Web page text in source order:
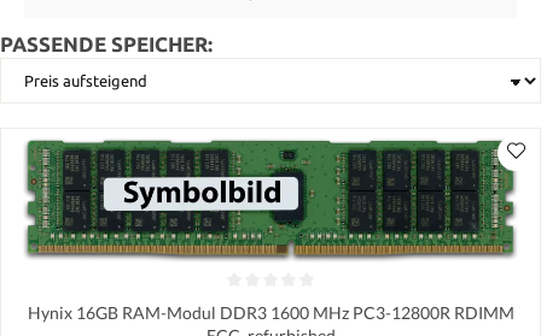
PASSENDE SPEICHER:
Hynix 16GB RAM-Modul DDR3 1600 MHz PC3-12800R RDIMM